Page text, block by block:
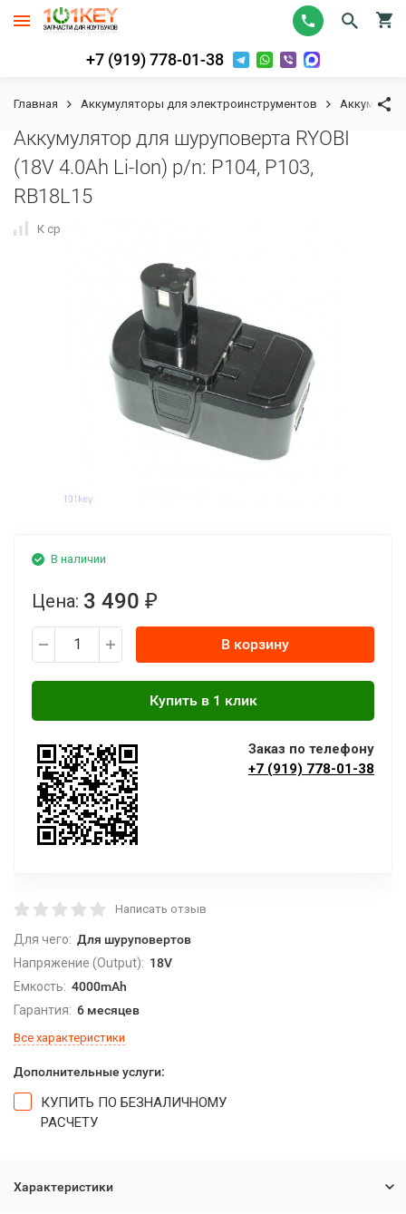
+7 (919) 778-01-38
Главная Аккумуляторы для электроинструментов
Аккумулятор для шуруповерта RYOBI
(18V 4.0Ah Li-Ion) p/n: P104, P103,
RB18L15
К сравнению
В наличии
Цена: 3 490 ₽
В корзину
Заказ по телефону
+7 (919) 778-01-38
Написать отзыв
Для чего: Для шуруповертов
Напряжение (Output): 18V
Емкость: 4000mAh
Гарантия: 6 месяцев
Все характеристики
Дополнительные услуги:
КУПИТЬ ПО БЕЗНАЛИЧНОМУ
РАСЧЕТУ
Характеристики